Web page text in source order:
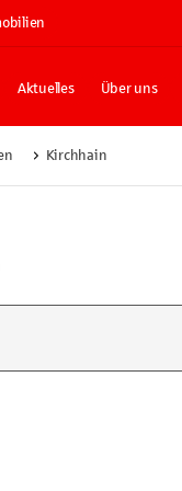
Aktuelles Über uns
Kirchhain